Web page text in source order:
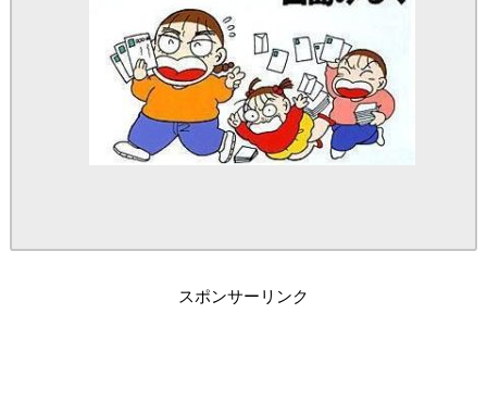
スポンサーリンク